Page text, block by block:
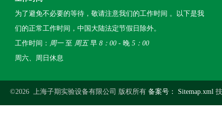
为了避免不必要的等待，敬请注意我们的工作时间 。以下是我
们的正常工作时间，中国大陆法定节假日除外。
工作时间： 周一至 周五早 8：00 - 晚 5：00
周六、周日休息
©2026 上海子期实验设备有限公司 版权所有 备案号： Sitemap.xml